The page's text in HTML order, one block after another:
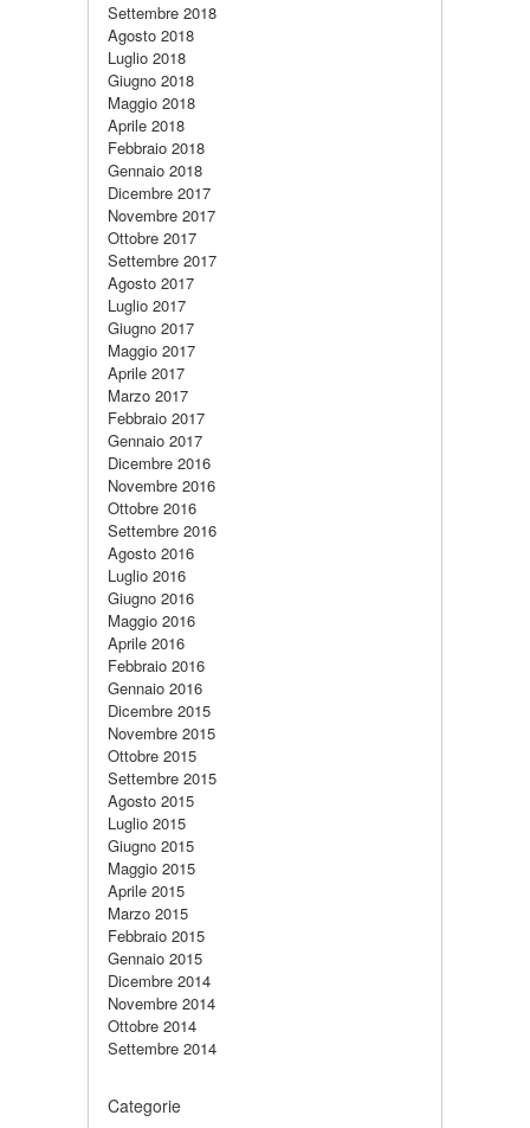
Settembre 2018
Agosto 2018
Luglio 2018
Giugno 2018
Maggio 2018
Aprile 2018
Febbraio 2018
Gennaio 2018
Dicembre 2017
Novembre 2017
Ottobre 2017
Settembre 2017
Agosto 2017
Luglio 2017
Giugno 2017
Maggio 2017
Aprile 2017
Marzo 2017
Febbraio 2017
Gennaio 2017
Dicembre 2016
Novembre 2016
Ottobre 2016
Settembre 2016
Agosto 2016
Luglio 2016
Giugno 2016
Maggio 2016
Aprile 2016
Febbraio 2016
Gennaio 2016
Dicembre 2015
Novembre 2015
Ottobre 2015
Settembre 2015
Agosto 2015
Luglio 2015
Giugno 2015
Maggio 2015
Aprile 2015
Marzo 2015
Febbraio 2015
Gennaio 2015
Dicembre 2014
Novembre 2014
Ottobre 2014
Settembre 2014
Categorie